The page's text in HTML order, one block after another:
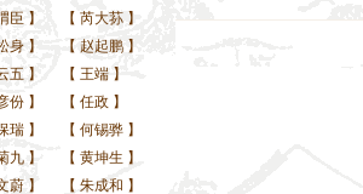
臣 】 【 芮大荪 】
身 】 【 赵起鹏 】
五 】 【 王端 】
份 】 【 任政 】
瑞 】 【 何锡骅 】
九 】 【 黄坤生 】
蔚 】 【 朱成和 】